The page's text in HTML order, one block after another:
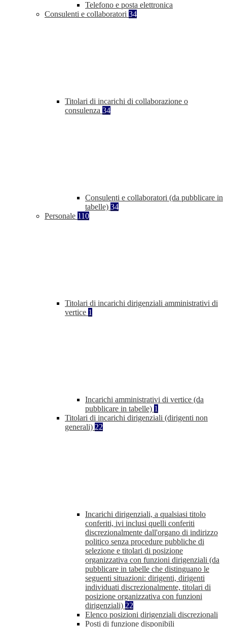
Telefono e posta elettronica
Consulenti e collaboratori 34
Titolari di incarichi di collaborazione o
consulenza 34
Consulenti e collaboratori (da pubblicare in
tabelle) 34
Personale 110
Titolari di incarichi dirigenziali amministrativi di
vertice 1
Incarichi amministrativi di vertice (da
pubblicare in tabelle) 1
Titolari di incarichi dirigenziali (dirigenti non
generali) 22
Incarichi dirigenziali, a qualsiasi titolo
conferiti, ivi inclusi quelli conferiti
discrezionalmente dall'organo di indirizzo
politico senza procedure pubbliche di
selezione e titolari di posizione
organizzativa con funzioni dirigenziali (da
pubblicare in tabelle che distinguano le
seguenti situazioni: dirigenti, dirigenti
individuati discrezionalmente, titolari di
posizione organizzativa con funzioni
dirigenziali) 22
Elenco posizioni dirigenziali discrezionali
Posti di funzione disponibili